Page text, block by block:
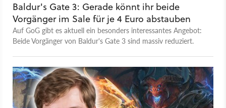
Baldur's Gate 3: Gerade könnt ihr beide
Vorgänger im Sale für je 4 Euro abstauben
Auf GoG gibt es aktuell ein besonders interessantes Angebot:
Beide Vorgänger von Baldur's Gate 3 sind massiv reduziert.